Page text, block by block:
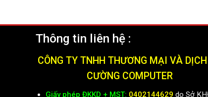
Thông tin liên hệ :
CÔNG TY TNHH THƯƠNG MẠI VÀ
CƯỜNG COMPUTER
Giấy phép ĐKKD + MST: 0402144629 do Sở